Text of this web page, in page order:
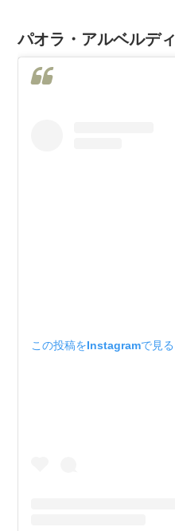
パオラ・アルベルディ
この投稿をInstagramで見る